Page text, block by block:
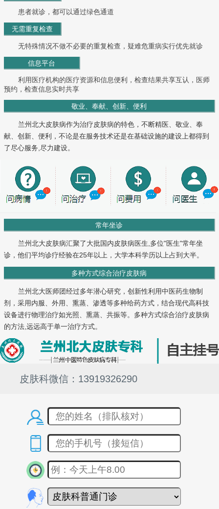
患者就诊，都可以通过绿色通道
无需重复检查
无特殊情况不做不必要的重复检查，疑难危重病实行优先就诊
信息平台
利用医疗机构的医疗资源和信息便利，检查结果共享互认，医师
预约，检查信息实时共享
敬业、奉献、创新、便利
兰州北大皮肤病作为治疗皮肤病的特色，不断精医、敬业、奉
献、创新、便利，不论是在服务技术还是在基础设施的建设上都得到
了尽心服务,尽力建设。
常年坐诊
兰州北大皮肤病汇聚了大批国内皮肤病医生,多位"医生"常年坐
诊，他们平均诊疗经验在25年以上，大学本科学历以上占到大半。
多种方式综合治疗皮肤病
兰州北大医师团经过多年潜心研究，创新性利用中医药生物制
剂，采用内服、外用、熏蒸、渗透等多种给药方式，结合现代高科技
设备进行物理治疗如光照、熏蒸、共振等。多种方式综合治疗皮肤病
的方法,远远高于单一治疗方式。
皮肤科微信：13919326290